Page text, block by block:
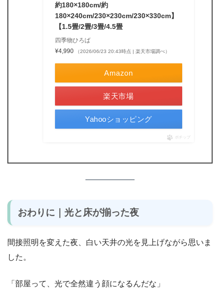
約180×180cm/約
180×240cm/230×230cm/230×330cm】
【1.5畳/2畳/3畳/4.5畳
四季物ひろば
¥4,990
（2026/06/23 20:43時点 | 楽天市場調べ）
Amazon
楽天市場
Yahooショッピング
ポチップ
おわりに｜光と床が揃った夜
間接照明を変えた夜、白い天井の光を見上げながら思いま
した。
「部屋って、光で全然違う顔になるんだな」